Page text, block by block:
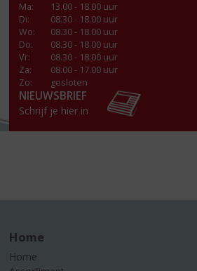
Ma:
13.00 - 18.00 uur
Di:
08.30 - 18.00 uur
Wo:
08.30 - 18.00 uur
Do:
08.30 - 18.00 uur
Vr:
08.30 - 18:00 uur
Za:
08.00 - 17.00 uur
Zo:
gesloten
NIEUWSBRIEF
Schrijf je hier in
Home
Home